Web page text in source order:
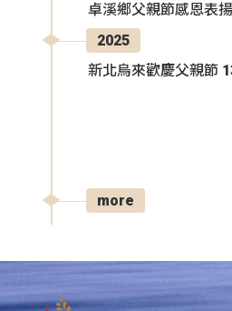
卓溪鄉父親節感恩表
2025
新北烏來歡慶父親節
more